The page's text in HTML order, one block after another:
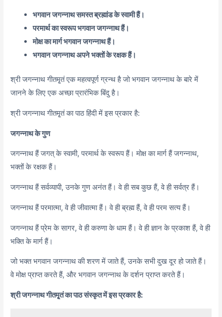
भगवान जगन्नाथ समस्त ब्रह्मांड के स्वामी हैं।
परमार्थ का स्वरूप भगवान जगन्नाथ हैं।
मोक्ष का मार्ग भगवान जगन्नाथ हैं।
भगवान जगन्नाथ अपने भक्तों के रक्षक हैं।
श्री जगन्नाथ गीतमृ्तं एक महत्वपूर्ण ग्रन्थ है जो भगवान जगन्नाथ के बारे में
जानने के लिए एक अच्छा प्रारंभिक बिंदु है।
श्री जगन्नाथ गीतमृ्तं का पाठ हिंदी में इस प्रकार है:
जगन्नाथ के गुण
जगन्नाथ हैं जगत् के स्वामी, परमार्थ के स्वरूप हैं। मोक्ष का मार्ग हैं जगन्नाथ,
भक्तों के रक्षक हैं।
जगन्नाथ हैं सर्वव्यापी, उनके गुण अनंत हैं। वे ही सब कुछ हैं, वे ही सर्वत्र हैं।
जगन्नाथ हैं परमात्मा, वे ही जीवात्मा हैं। वे ही ब्रह्म हैं, वे ही परम सत्य हैं।
जगन्नाथ हैं प्रेम के सागर, वे ही करुणा के धाम हैं। वे ही ज्ञान के प्रकाश हैं, वे ही
भक्ति के मार्ग हैं।
जो भक्त भगवान जगन्नाथ की शरण में जाते हैं, उनके सभी दुख दूर हो जाते हैं।
वे मोक्ष प्राप्त करते हैं, और भगवान जगन्नाथ के दर्शन प्राप्त करते हैं।
श्री जगन्नाथ गीतमृ्तं का पाठ संस्कृत में इस प्रकार है: